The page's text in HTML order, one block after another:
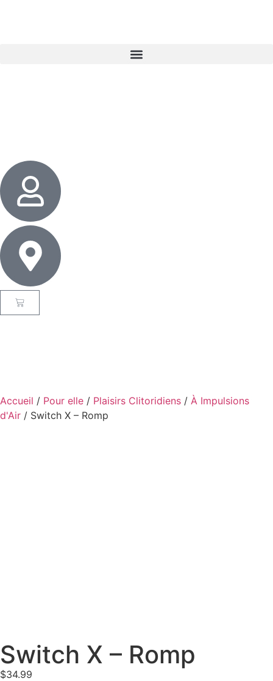
Accueil / Pour elle / Plaisirs Clitoridiens / À Impulsions
d'Air / Switch X – Romp
Switch X – Romp
$34.99